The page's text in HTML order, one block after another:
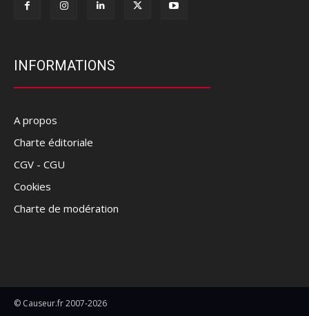
INFORMATIONS
A propos
Charte éditoriale
CGV - CGU
Cookies
Charte de modération
© Causeur.fr 2007-2026